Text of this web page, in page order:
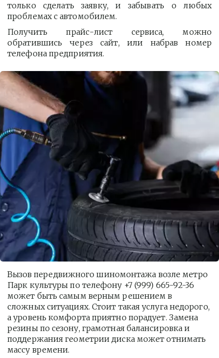
только сделать заявку, и забывать о любых
проблемах с автомобилем.
Получить прайс-лист сервиса, можно
обратившись через сайт, или набрав номер
телефона предприятия.
Вызов передвижного шиномонтажа возле метро
Парк культуры по телефону +7 (999) 665-92-36
может быть самым верным решением в
сложных ситуациях. Стоит такая услуга недорого,
а уровень комфорта приятно порадует. Замена
резины по сезону, грамотная балансировка и
поддержания геометрии диска может отнимать
массу времени.